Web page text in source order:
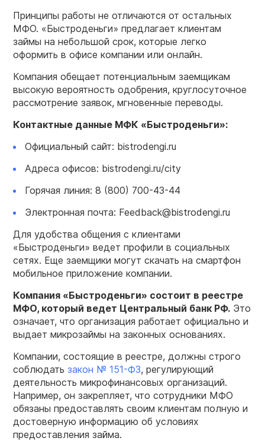
Принципы работы не отличаются от остальных
МФО. «Быстроденьги» предлагает клиентам
займы на небольшой срок, которые легко
оформить в офисе компании или онлайн.
Компания обещает потенциальным заемщикам
высокую вероятность одобрения, круглосуточное
рассмотрение заявок, мгновенные переводы.
Контактные данные МФК «Быстроденьги»:
Официальный сайт: bistrodengi.ru
Адреса офисов: bistrodengi.ru/city
Горячая линия: 8 (800) 700-43-44
Электронная почта: Feedback@bistrodengi.ru
Для удобства общения с клиентами
«Быстроденьги» ведет профили в социальных
сетях. Еще заемщики могут скачать на смартфон
мобильное приложение компании.
Компания «Быстроденьги» состоит в реестре
МФО, который ведет Центральный банк РФ. Это
означает, что организация работает официально и
выдает микрозаймы на законных основаниях.
Компании, состоящие в реестре, должны строго
соблюдать закон № 151-ФЗ, регулирующий
деятельность микрофинансовых организаций.
Например, он закрепляет, что сотрудники МФО
обязаны предоставлять своим клиентам полную и
достоверную информацию об условиях
предоставления займа.